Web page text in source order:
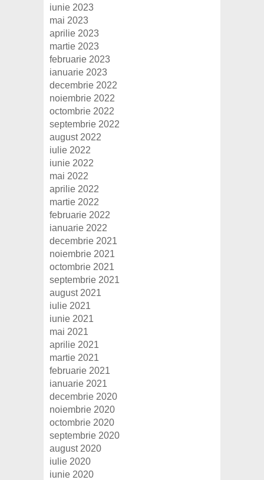
iunie 2023
mai 2023
aprilie 2023
martie 2023
februarie 2023
ianuarie 2023
decembrie 2022
noiembrie 2022
octombrie 2022
septembrie 2022
august 2022
iulie 2022
iunie 2022
mai 2022
aprilie 2022
martie 2022
februarie 2022
ianuarie 2022
decembrie 2021
noiembrie 2021
octombrie 2021
septembrie 2021
august 2021
iulie 2021
iunie 2021
mai 2021
aprilie 2021
martie 2021
februarie 2021
ianuarie 2021
decembrie 2020
noiembrie 2020
octombrie 2020
septembrie 2020
august 2020
iulie 2020
iunie 2020